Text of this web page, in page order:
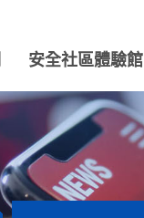
安全社區體驗館